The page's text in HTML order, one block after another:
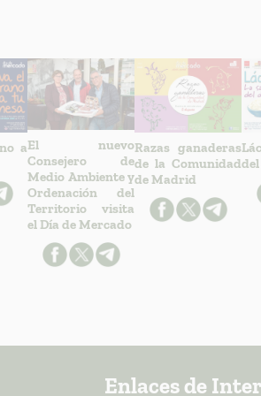
aEl nuevo
Consejero de
Medio Ambiente y
Ordenación del
Territorio visita
el Día de Mercado
Razas ganaderas
de la Comunidad
de Madrid
Enlaces de